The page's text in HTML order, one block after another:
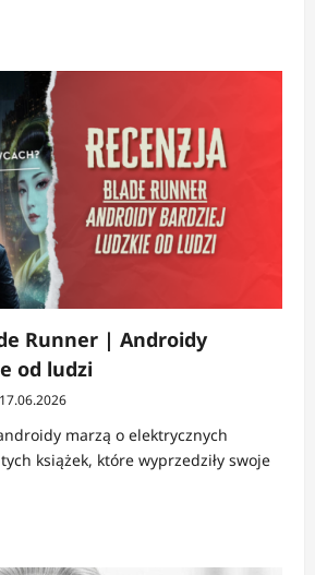
Runner | Androidy
od ludzi
17.06.2026
marzą o elektrycznych
książek, które wyprzedziły swoje